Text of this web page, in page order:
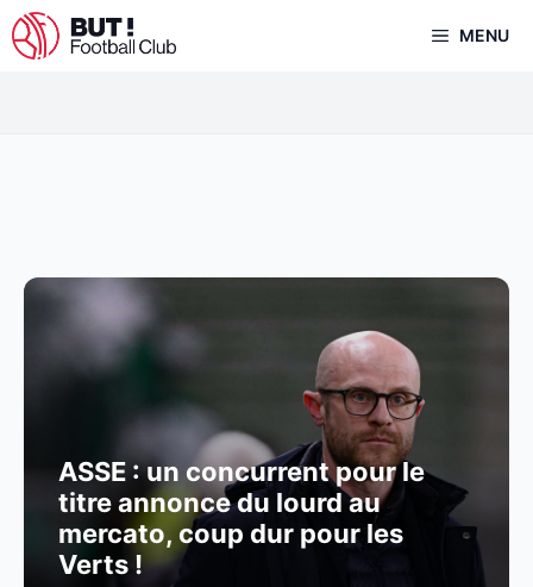
Aller
au
MENU
ASSE : un concurrent pour le
titre annonce du lourd au
mercato, coup dur pour les
Verts !